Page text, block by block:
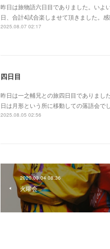
昨日は旅物語六日目でありました。いよ
日、合計4試合楽しませて頂きました。
2025.08.07 02:17
四日目
昨日は一之輔兄との旅四日目でありまし
日は月形という所に移動しての落語会で
2025.08.05 02:56
2020.03.04 08:36
火曜会